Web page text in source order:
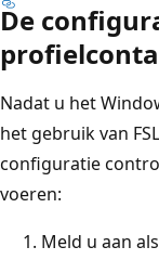
De
Nadat u het
het gebruik van
configuratie
voeren:
Meld u aan